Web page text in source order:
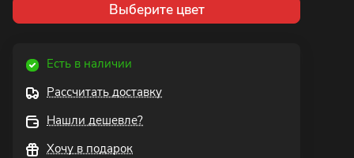
Выберите цвет
Есть в наличии
Рассчитать доставку
Нашли дешевле?
Хочу в подарок